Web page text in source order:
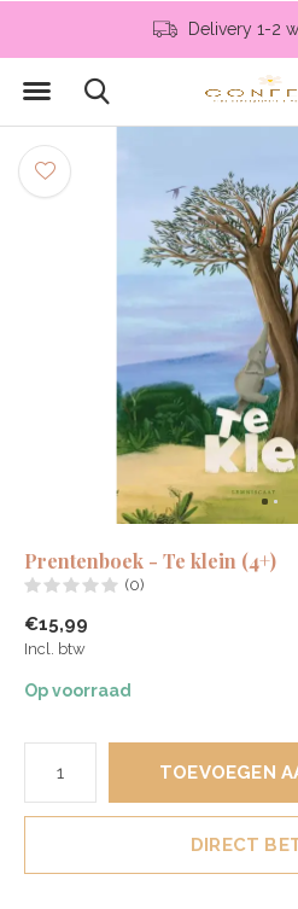
Delivery 1-2
Prentenboek - Te klein (4+)
(0)
€15,99
Incl. btw
Op voorraad
TOEVOEGEN
DIRECT